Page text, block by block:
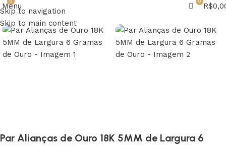
Skip to navigation
Skip to main content
Menu
0
R$
Par Alianças de Ouro 18K 5MM de Largura 6
0